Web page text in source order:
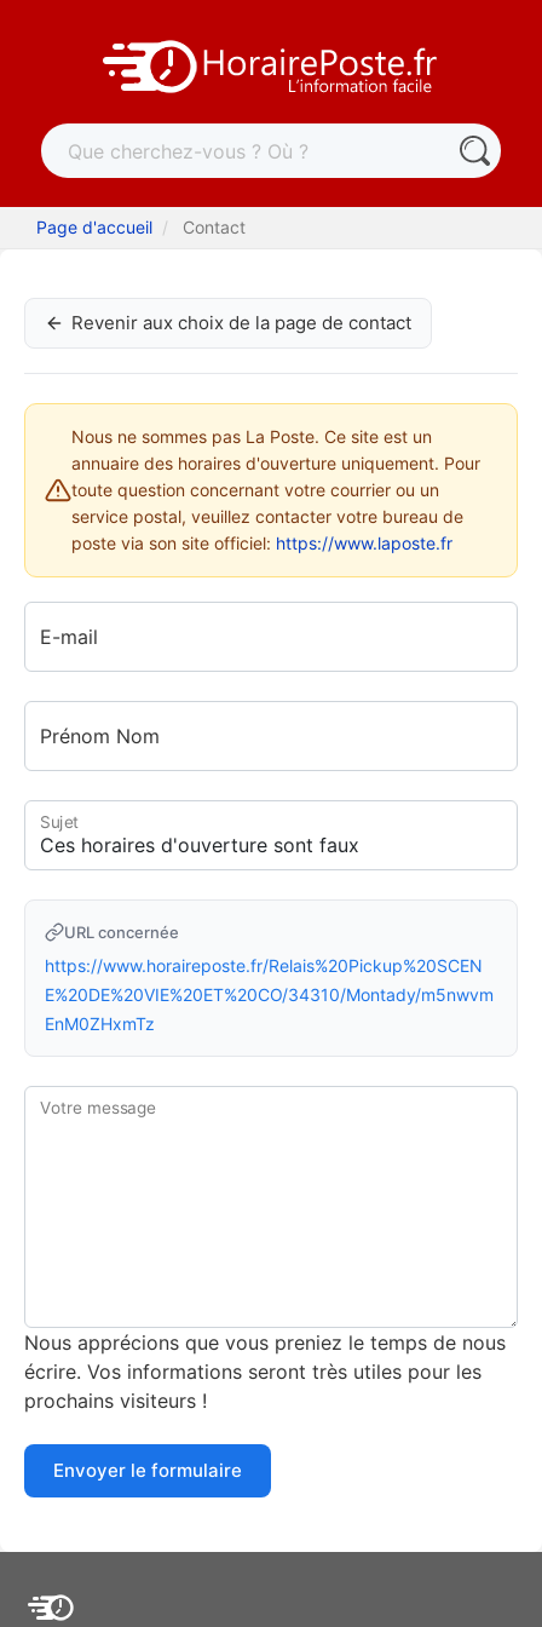
Page d'accueil Contact
Revenir aux choix de la page de contact
Nous ne sommes pas La Poste. Ce site est un
annuaire des horaires d'ouverture uniquement. Pour
toute question concernant votre courrier ou un
service postal, veuillez contacter votre bureau de
poste via son site officiel: https://www.laposte.fr
E-mail
Prénom Nom
Sujet
URL concernée
https://www.horaireposte.fr/Relais%20Pickup%20SCEN
E%20DE%20VIE%20ET%20CO/34310/Montady/m5nwvm
EnM0ZHxmTz
Votre message
Nous apprécions que vous preniez le temps de nous
écrire. Vos informations seront très utiles pour les
prochains visiteurs !
Envoyer le formulaire